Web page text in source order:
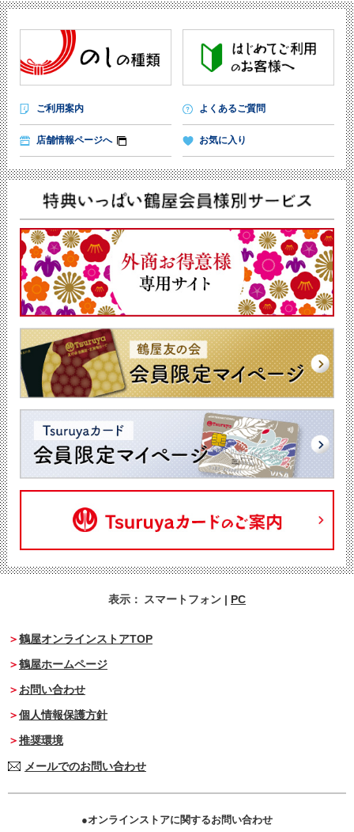
ご利用案内 よくあるご質問
店舗情報ページへ お気に入り
表示： スマートフォン | PC
鶴屋オンラインストアTOP
鶴屋ホームページ
お問い合わせ
個人情報保護方針
推奨環境
メールでのお問い合わせ
オンラインストアに関するお問い合わせ